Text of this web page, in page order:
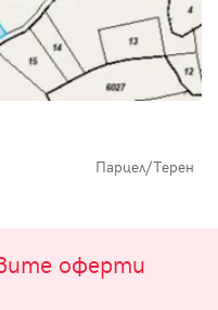
Парцел/Терен
оферти